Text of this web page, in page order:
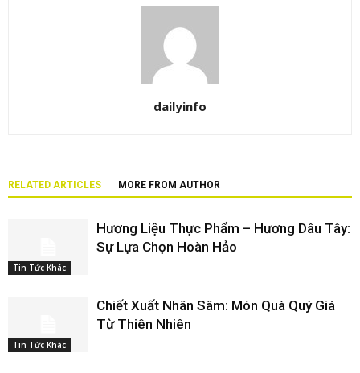
dailyinfo
RELATED ARTICLES MORE FROM AUTHOR
Tin Tức Khác
Hương Liệu Thực Phẩm – Hương Dâu Tây:
Sự Lựa Chọn Hoàn Hảo
Tin Tức Khác
Chiết Xuất Nhân Sâm: Món Quà Quý Giá
Từ Thiên Nhiên